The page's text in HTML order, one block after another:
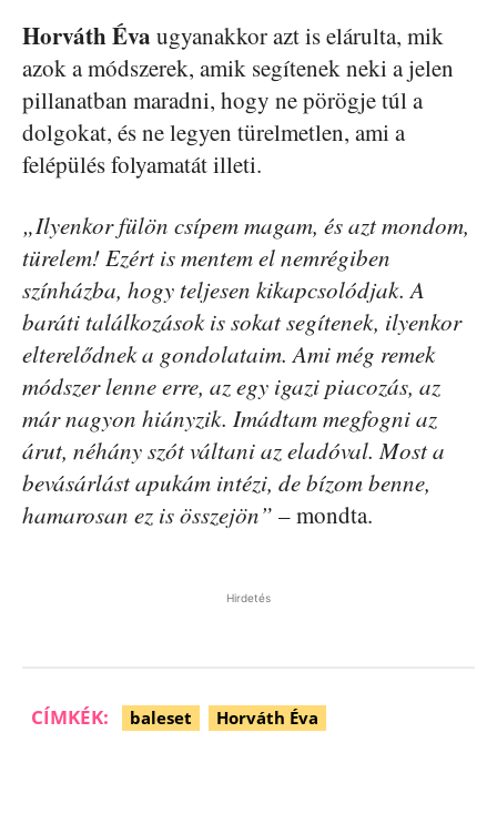
Horváth Éva ugyanakkor azt is elárulta, mik
azok a módszerek, amik segítenek neki a jelen
pillanatban maradni, hogy ne pörögje túl a
dolgokat, és ne legyen türelmetlen, ami a
felépülés folyamatát illeti.
„Ilyenkor fülön csípem magam, és azt mondom,
türelem! Ezért is mentem el nemrégiben
színházba, hogy teljesen kikapcsolódjak. A
baráti találkozások is sokat segítenek, ilyenkor
elterelődnek a gondolataim. Ami még remek
módszer lenne erre, az egy igazi piacozás, az
már nagyon hiányzik. Imádtam megfogni az
árut, néhány szót váltani az eladóval. Most a
bevásárlást apukám intézi, de bízom benne,
hamarosan ez is összejön” – mondta.
Hirdetés
CÍMKÉK: baleset Horváth Éva